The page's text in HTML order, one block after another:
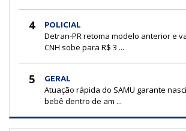
4 POLICIAL
Detran-PR retoma modelo anterior e
CNH sobe para R$ 3 ...
5 GERAL
Atuação rápida do SAMU garante
bebê dentro de am ...